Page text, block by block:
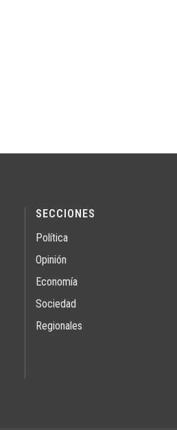
SECCIONES
Política
Opinión
Economía
Sociedad
Regionales